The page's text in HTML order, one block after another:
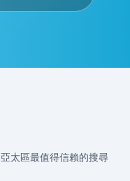
太區最值得信賴的搜尋